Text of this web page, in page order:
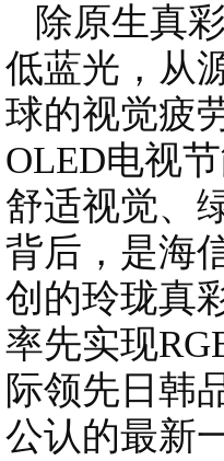
除原生真
低蓝光，从
球的视觉疲
OLED电视
舒适视觉、
背后，是海
创的玲珑真
率先实现
际领先日韩
公认的最新